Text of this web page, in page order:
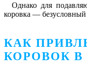
Однако для
коровка —
КАК
КОРОВОК В